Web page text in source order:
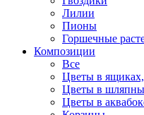
Лилии
Пионы
Горшечные
Композиции
Все
Цветы в
Цветы в
Цветы в